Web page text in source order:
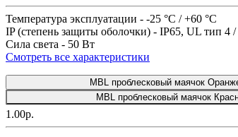
Температура эксплуатации - -25 °C / +60 °C
IP (степень защиты оболочки) - IP65, UL тип 4
Сила света - 50 Вт
Смотреть все характеристики
MBL проблесковый маячок
MBL проблесковый маячок
1.00р.